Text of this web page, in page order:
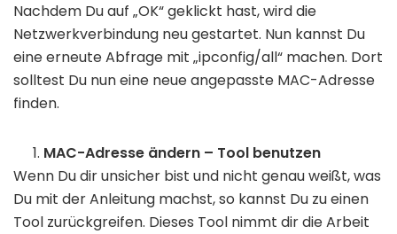
Nachdem Du auf „OK“ geklickt hast, wird die
Netzwerkverbindung neu gestartet. Nun kannst Du
eine erneute Abfrage mit „ipconfig/all“ machen. Dort
solltest Du nun eine neue angepasste MAC-Adresse
finden.
MAC-Adresse ändern – Tool benutzen
Wenn Du dir unsicher bist und nicht genau weißt, was
Du mit der Anleitung machst, so kannst Du zu einen
Tool zurückgreifen. Dieses Tool nimmt dir die Arbeit